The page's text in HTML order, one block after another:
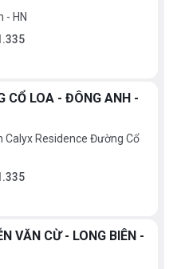
tủ
điện
chuẩn châu âu
sâu, rửa thường, Rửa
90′, Rửa nhanh và chế độ
- HN
CỔ LOA - ĐÔNG ANH -
Calyx Residence Đường Cổ
VĂN CỪ - LONG BIÊN -